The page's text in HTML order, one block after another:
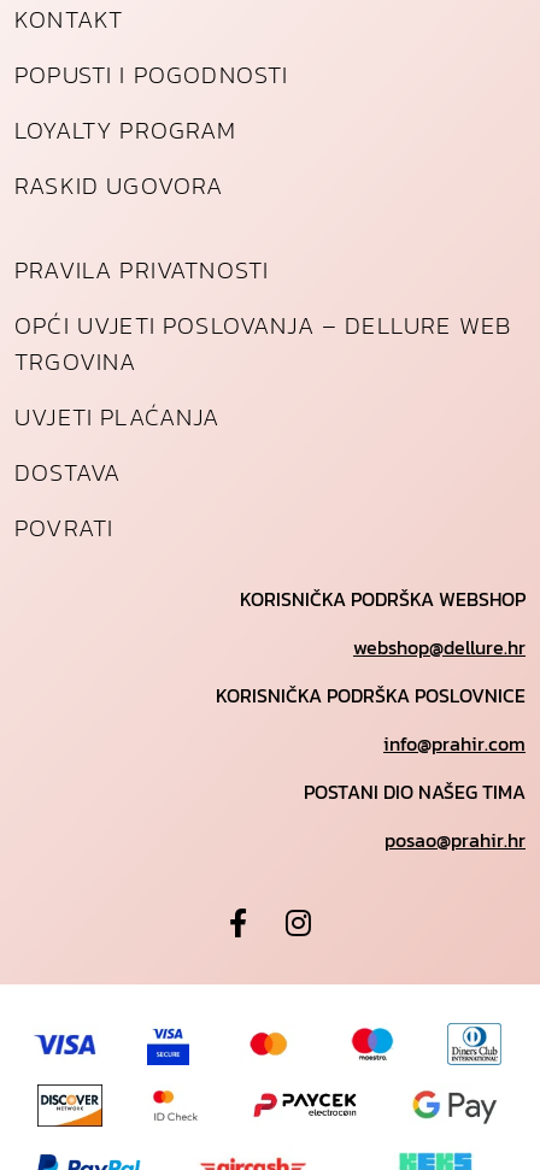
KONTAKT
POPUSTI I POGODNOSTI
LOYALTY PROGRAM
RASKID UGOVORA
PRAVILA PRIVATNOSTI
OPĆI UVJETI POSLOVANJA – DELLURE WEB
TRGOVINA
UVJETI PLAĆANJA
DOSTAVA
POVRATI
KORISNIČKA PODRŠKA WEBSHOP
webshop@dellure.hr
KORISNIČKA PODRŠKA POSLOVNICE
info@prahir.com
POSTANI DIO NAŠEG TIMA
posao@prahir.hr